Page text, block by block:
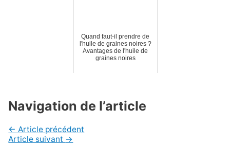
Quand faut-il prendre de
l'huile de graines noires ?
Avantages de l'huile de
graines noires
Navigation de l’article
← Article précédent
Article suivant →